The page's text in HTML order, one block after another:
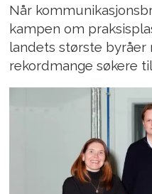
Når
kampen om
landets største byråer
rekordmange søkere